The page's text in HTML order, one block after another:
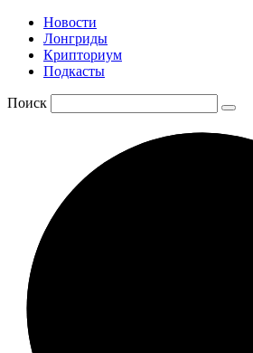
Новости
Лонгриды
Крипториум
Подкасты
Поиск